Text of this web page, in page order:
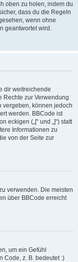
oben zu holen, indem du
dass du die Regeln
wenn ohne
geantwortet wird.
dir weitreichende
Rechte zur Verwendung
vergeben, können jedoch
werden. BBCode ist
eckigen („[“ und „]“) statt
Informationen zu
von der Seite zur
verwenden. Die meisten
über BBCode erreicht
um ein Gefühl
Code, z. B. bedeutet :)